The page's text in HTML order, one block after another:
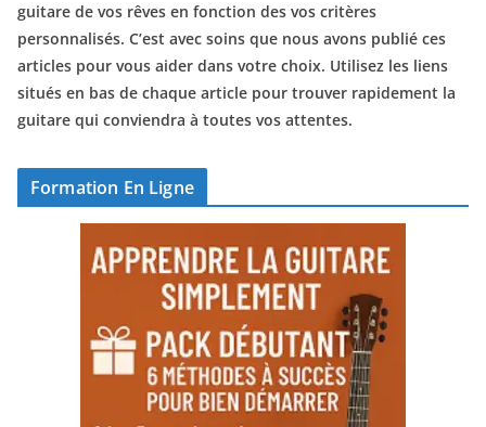
guitare de vos rêves en fonction des vos critères
personnalisés. C’est avec soins que nous avons publié ces
articles pour vous aider dans votre choix. Utilisez les liens
situés en bas de chaque article pour trouver rapidement la
guitare qui conviendra à toutes vos attentes.
Formation En Ligne